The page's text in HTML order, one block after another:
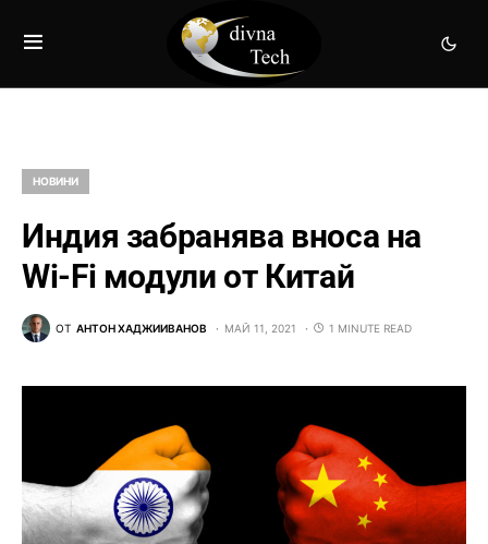
НОВИНИ
Индия забранява вноса на
Wi-Fi модули от Китай
ОТ АНТОН ХАДЖИИВАНОВ МАЙ 11, 2021 1 MINUTE READ